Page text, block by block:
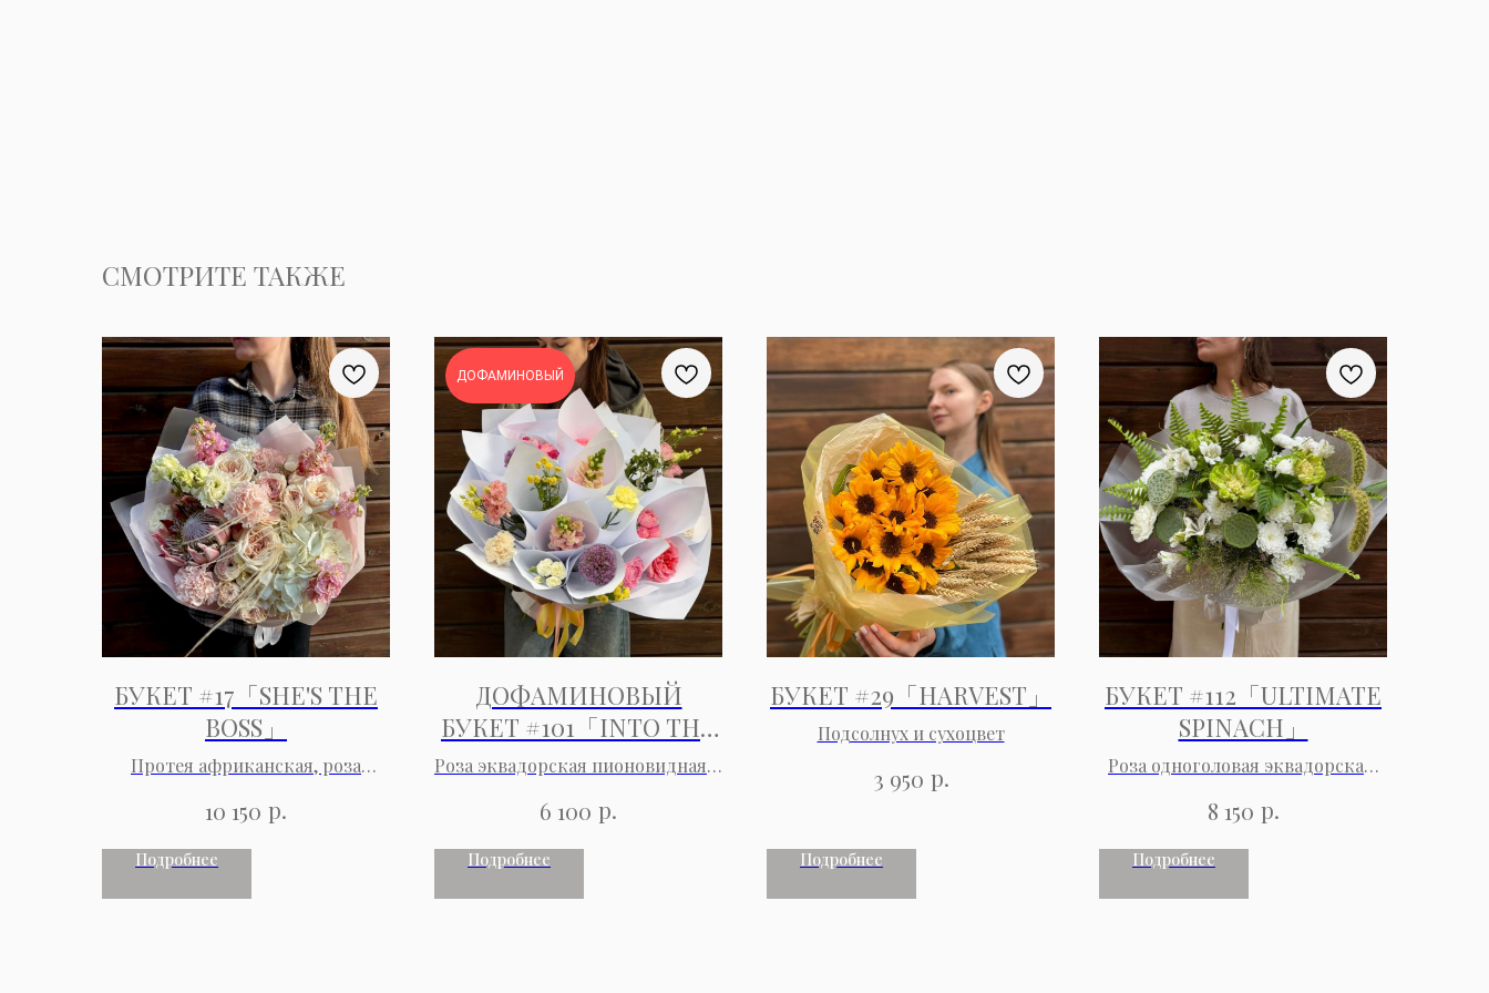
СМОТРИТЕ ТАКЖЕ
БУКЕТ #17「SHE'S THE
BOSS」
Протея африканская, роза
кустовая, гортензия, маттиола,
эустома, гвоздика, декор
10 150 р.
Подробнее
ДОФАМИНОВЫЙ
ДОФАМИНОВЫЙ
БУКЕТ #101「INTO THE
LIGHT」
Роза эквадорская пионовидная и
львиный зев, оксипеталум,
эустома, хризантема кустовая,
диантус одноголосый и кустовой
6 100 р.
Подробнее
БУКЕТ #29「HARVEST」
Подсолнух и сухоцвет
3 950 р.
Подробнее
БУКЕТ #112「ULTIMATE
SPINACH」
Роза одноголовая эквадорская,
гвоздика, альстремерия,
хризантема кустовая, зелень
декоративная
8 150 р.
Подробнее